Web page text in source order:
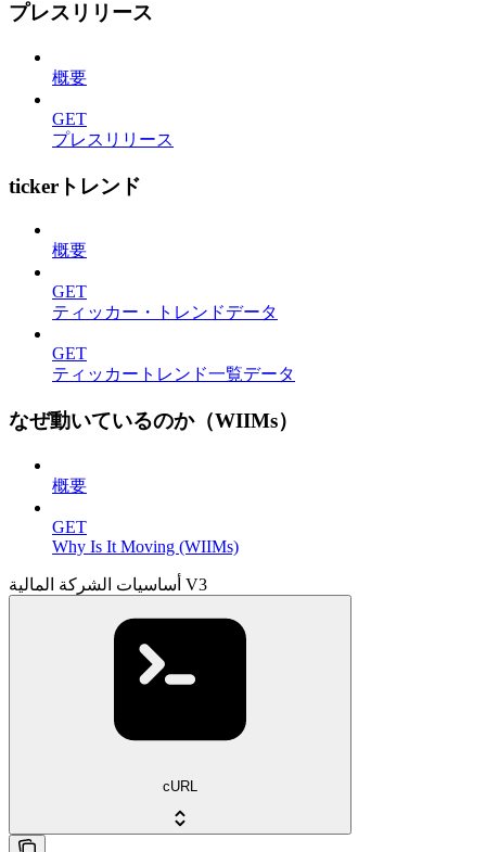
プレスリリース
概要
GET
プレスリリース
tickerトレンド
概要
GET
ティッカー・トレンドデータ
GET
ティッカートレンド一覧データ
なぜ動いているのか（WIIMs）
概要
GET
Why Is It Moving (WIIMs)
أساسيات الشركة المالية V3
cURL